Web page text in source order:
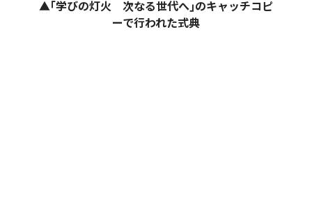
▲｢学びの灯火 次なる世代へ｣のキャッチコピ
ーで行われた式典